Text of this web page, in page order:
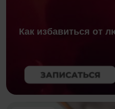
Как избавиться от